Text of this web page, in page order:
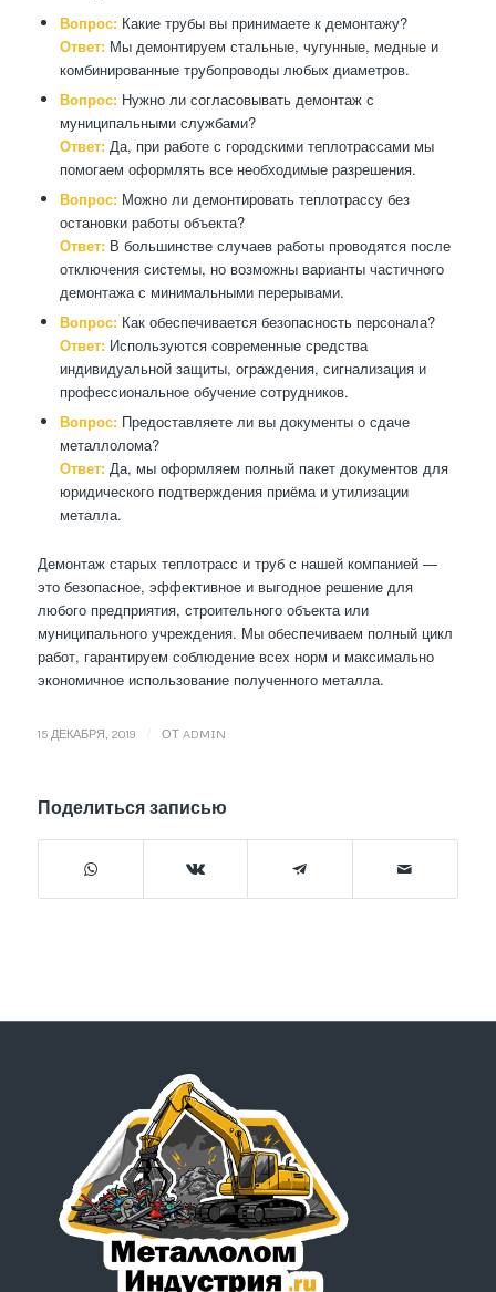
Вопрос:Какие трубы вы принимаете к демонтажу?
Ответ:Мы демонтируем стальные, чугунные, медные и
комбинированные трубопроводы любых диаметров.
Вопрос:Нужно ли согласовывать демонтаж с
муниципальными службами?
Ответ:Да, при работе с городскими теплотрассами мы
помогаем оформлять все необходимые разрешения.
Вопрос:Можно ли демонтировать теплотрассу без
остановки работы объекта?
Ответ:В большинстве случаев работы проводятся после
отключения системы, но возможны варианты частичного
демонтажа с минимальными перерывами.
Вопрос:Как обеспечивается безопасность персонала?
Ответ:Используются современные средства
индивидуальной защиты, ограждения, сигнализация и
профессиональное обучение сотрудников.
Вопрос:Предоставляете ли вы документы о сдаче
металлолома?
Ответ:Да, мы оформляем полный пакет документов для
юридического подтверждения приёма и утилизации
металла.
Демонтаж старых теплотрасс и труб с нашей компанией —
это безопасное, эффективное и выгодное решение для
любого предприятия, строительного объекта или
муниципального учреждения. Мы обеспечиваем полный цикл
работ, гарантируем соблюдение всех норм и максимально
экономичное использование полученного металла.
15 ДЕКАБРЯ, 2019 ОТ ADMIN
Поделиться записью